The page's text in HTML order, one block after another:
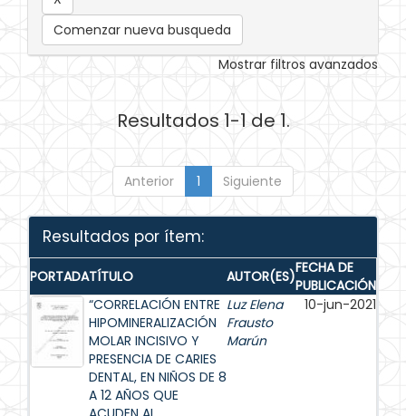
Comenzar nueva busqueda
Mostrar filtros avanzados
Resultados 1-1 de 1.
Anterior 1 Siguiente
Resultados por ítem:
PORTADATÍTULO AUTOR(ES)FECHA DE
PUBLICACIÓN
“CORRELACIÓN ENTRE
HIPOMINERALIZACIÓN
MOLAR INCISIVO Y
PRESENCIA DE CARIES
DENTAL, EN NIÑOS DE 8
A 12 AÑOS QUE
Luz Elena
Frausto
Marún
10-jun-2021